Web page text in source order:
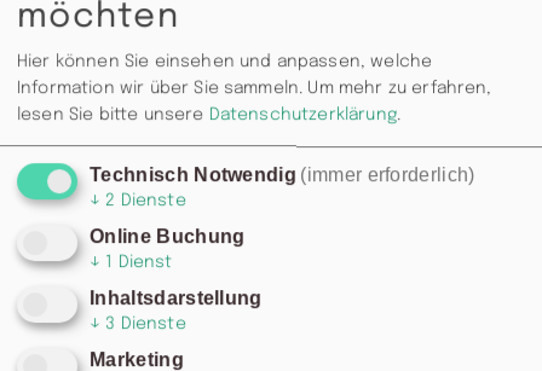
ein Shot-Special.
DJ Hansen, fahr´ ab!
Reservierung.
möchten
Hier können Sie einsehen und anpassen, welche
Information wir über Sie sammeln. Um mehr zu erfahren,
lesen Sie bitte unsere Datenschutzerklärung.
Technisch Notwendig (immer erforderlich)
↓ 2 Dienste
Online Buchung
↓ 1 Dienst
Inhaltsdarstellung
↓ 3 Dienste
Marketing